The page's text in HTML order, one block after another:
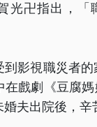
光卍指出，
到影視職災者
在戲劇《豆腐
夫出院後，辛